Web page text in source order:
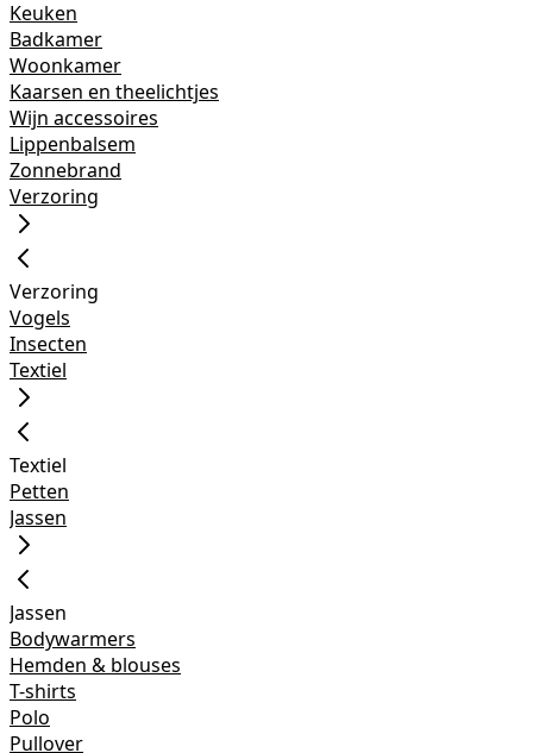
Keuken
Badkamer
Woonkamer
Kaarsen en theelichtjes
Wijn accessoires
Lippenbalsem
Zonnebrand
Verzoring
Verzoring
Vogels
Insecten
Textiel
Textiel
Petten
Jassen
Jassen
Bodywarmers
Hemden & blouses
T-shirts
Polo
Pullover